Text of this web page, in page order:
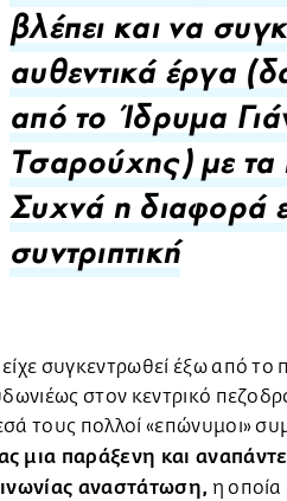
βλέπει και να
αυθεντικά έργα
από το Ίδρυμα
Τσαρούχης) με
Συχνά η διαφορά
συντριπτική
συγκεντρωθεί έξω από το
στον κεντρικό
τους πολλοί «επώνυμοι»
μια παράξενη και
αναστάτωση, η οποία